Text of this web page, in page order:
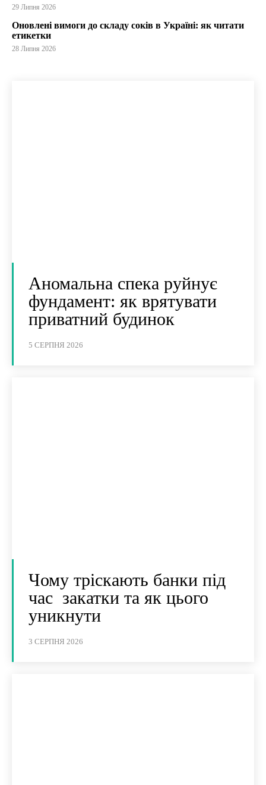
29 Липня 2026
Оновлені вимоги до складу соків в Україні: як читати
етикетки
28 Липня 2026
Аномальна спека руйнує
фундамент: як врятувати
приватний будинок
5 СЕРПНЯ 2026
Чому тріскають банки під
час закатки та як цього
уникнути
3 СЕРПНЯ 2026